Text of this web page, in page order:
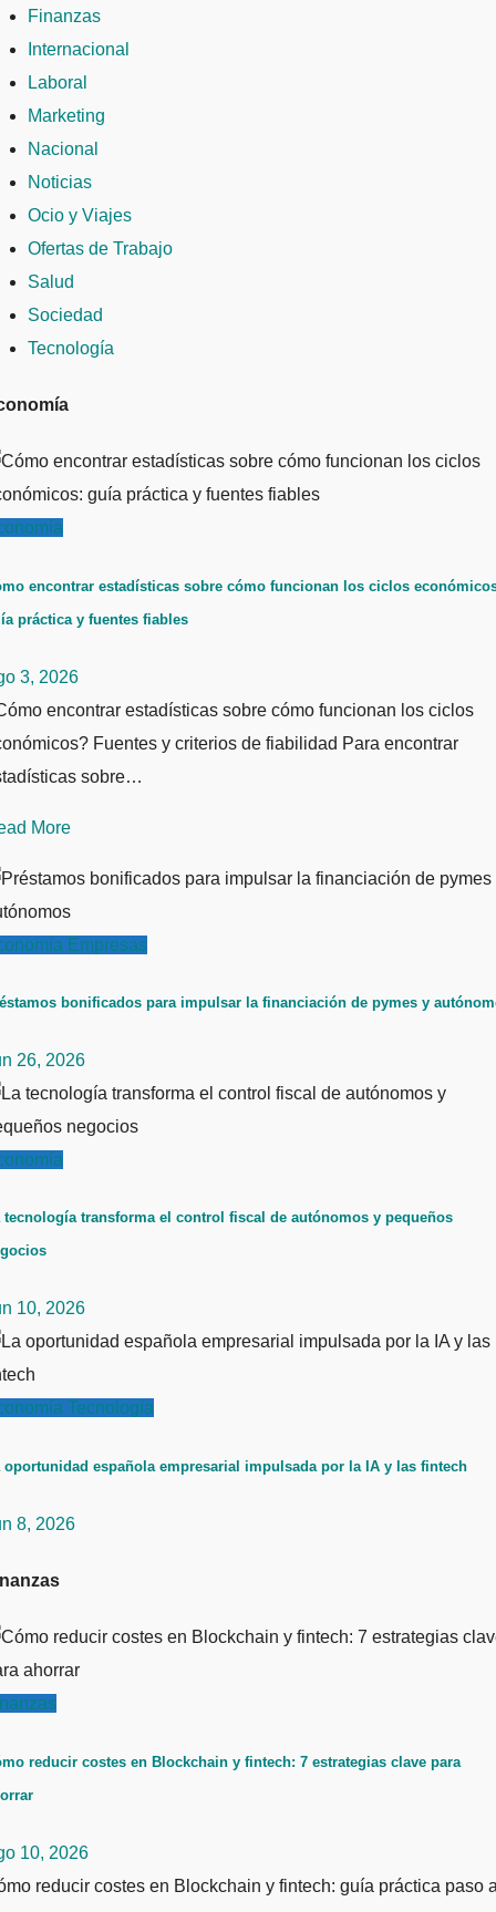
Finanzas
Internacional
Laboral
Marketing
Nacional
Noticias
Ocio y Viajes
Ofertas de Trabajo
Salud
Sociedad
Tecnología
encontrar estadísticas sobre cómo funcionan los ciclos
práctica y fuentes fiables
3, 2026
encontrar estadísticas sobre cómo funcionan los ciclos
Fuentes y criterios de fiabilidad Para encontrar
sobre…
More
Empresas
bonificados para impulsar la financiación de pymes y
26, 2026
tecnología transforma el control fiscal de autónomos y pequeños
10, 2026
Tecnología
oportunidad española empresarial impulsada por la IA y las fintech
8, 2026
reducir costes en Blockchain y fintech: 7 estrategias clave para
10, 2026
reducir costes en Blockchain y fintech: guía práctica paso